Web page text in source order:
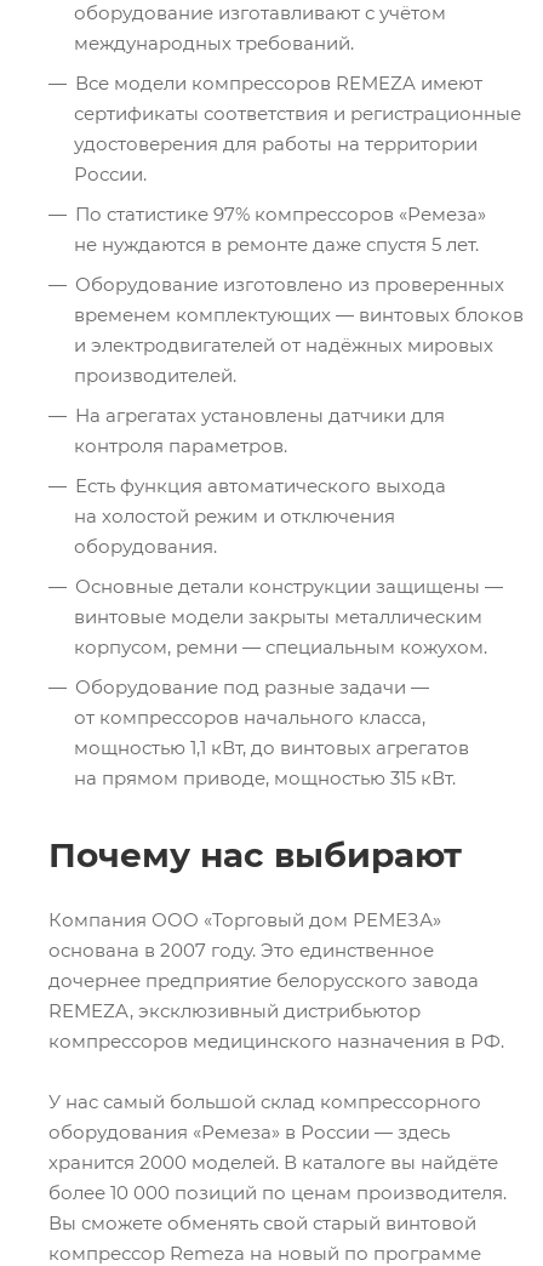
оборудование изготавливают с учётом
международных требований.
Все модели компрессоров REMEZA имеют
сертификаты соответствия и регистрационные
удостоверения для работы на территории
России.
По статистике 97% компрессоров «Ремеза»
не нуждаются в ремонте даже спустя 5 лет.
Оборудование изготовлено из проверенных
временем комплектующих — винтовых блоков
и электродвигателей от надёжных мировых
производителей.
На агрегатах установлены датчики для
контроля параметров.
Есть функция автоматического выхода
на холостой режим и отключения
оборудования.
Основные детали конструкции защищены —
винтовые модели закрыты металлическим
корпусом, ремни — специальным кожухом.
Оборудование под разные задачи —
от компрессоров начального класса,
мощностью 1,1 кВт, до винтовых агрегатов
на прямом приводе, мощностью 315 кВт.
Почему нас выбирают
Компания ООО «Торговый дом РЕМЕЗА»
основана в 2007 году. Это единственное
дочернее предприятие белорусского завода
REMEZA, эксклюзивный дистрибьютор
компрессоров медицинского назначения в РФ.
У нас самый большой склад компрессорного
оборудования «Ремеза» в России — здесь
хранится 2000 моделей. В каталоге вы найдёте
более 10 000 позиций по ценам производителя.
Вы сможете обменять свой старый винтовой
компрессор Remeza на новый по программе